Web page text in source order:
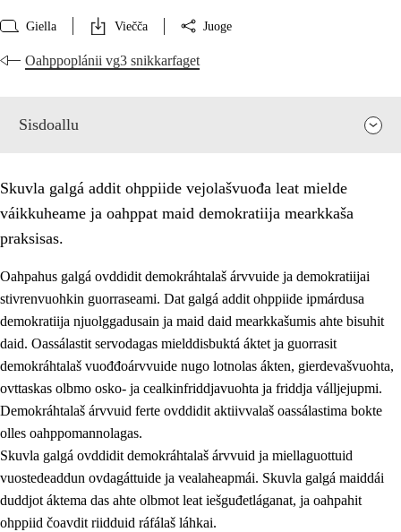
Giella Viečča Juoge
Oahppoplánii vg3 snikkarfaget
Sisdoallu
1. Oahpahusa árvovuođđu
1.1 Olmmošárvu
1.2 Identitehta ja kultuvrralaš girjáivuohta
1.3 Kritihkalaš jurddašeapmi ja ehtalaš diđolašvuohta
1.4 Hutkanillu, beroštupmi ja suokkardanhuovva
Skuvla galgá addit ohppiide vejolašvuođa leat mielde
váikkuheame ja oahppat maid demokratiija mearkkaša
praksisas.
Oahpahus galgá ovddidit demokráhtalaš árvvuide ja demokratiijai
stivrenvuohkin guorraseami. Dat galgá addit ohppiide ipmárdusa
demokratiija njuolggadusain ja maid daid mearkkašumis ahte bisuhit
daid. Oassálastit servodagas mielddisbuktá áktet ja guorrasit
demokráhtalaš vuođđoárvvuide nugo lotnolas ákten, gierdevašvuohta,
ovttaskas olbmo osko- ja cealkinfriddjavuohta ja friddja válljejupmi.
Demokráhtalaš árvvuid ferte ovddidit aktiivvalaš oassálastima bokte
olles oahppomannolagas.
Skuvla galgá ovddidit demokráhtalaš árvvuid ja miellaguottuid
vuostedeaddun ovdagáttuide ja vealaheapmái. Skuvla galgá maiddái
duddjot áktema das ahte olbmot leat iešguđetláganat, ja oahpahit
ohppiid čoavdit riidduid ráfálaš láhkai.